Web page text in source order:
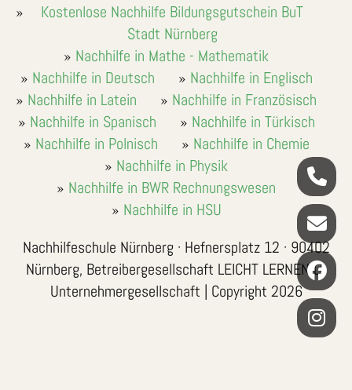
Kostenlose Nachhilfe Bildungsgutschein BuT
Stadt Nürnberg
Nachhilfe in Mathe - Mathematik
Nachhilfe in Deutsch
Nachhilfe in Englisch
Nachhilfe in Latein
Nachhilfe in Französisch
Nachhilfe in Spanisch
Nachhilfe in Türkisch
Nachhilfe in Polnisch
Nachhilfe in Chemie
Nachhilfe in Physik
Nachhilfe in BWR Rechnungswesen
Nachhilfe in HSU
Nachhilfeschule Nürnberg · Hefnersplatz 12 · 90402
Nürnberg, Betreibergesellschaft LEICHT LERNEN LL
Unternehmergesellschaft | Copyright 2026